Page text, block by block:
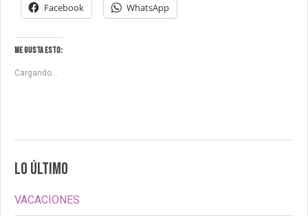
Facebook WhatsApp
Me gusta esto:
Cargando...
LO ÚLTIMO
VACACIONES